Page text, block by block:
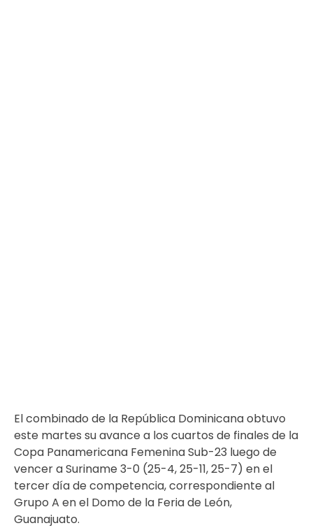
El combinado de la República Dominicana obtuvo
este martes su avance a los cuartos de finales de la
Copa Panamericana Femenina Sub-23 luego de
vencer a Suriname 3-0 (25-4, 25-11, 25-7) en el
tercer día de competencia, correspondiente al
Grupo A en el Domo de la Feria de León,
Guanajuato.